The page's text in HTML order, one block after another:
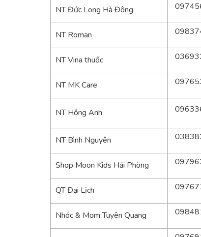
NT Đức Long Hà Đông
NT Roman
NT Vina thuốc
NT MK Care
NT Hồng Anh
NT Bình Nguyên
Shop Moon Kids Hải Phòng
QT Đại Lịch
Nhóc & Mom Tuyên Quang